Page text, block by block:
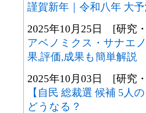
謹賀新年｜令和八年 大
2025年10月25日 [研究
アベノミクス・サナエ
果,評価,成果も簡単解説
2025年10月03日 [研究
【自民 総裁選 候補 5人
どうなる？